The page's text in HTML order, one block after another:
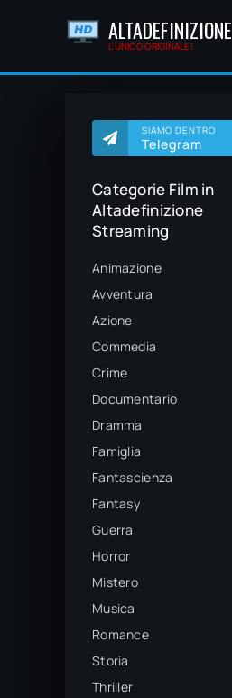
ALTADEFINIZIONE
L'UNICO ORIGINALE!
SIAMO DENTRO
Telegram
Categorie Film in
Altadefinizione
Streaming
Animazione
Avventura
Azione
Commedia
Crime
Documentario
Dramma
Famiglia
Fantascienza
Fantasy
Guerra
Horror
Mistero
Musica
Romance
Storia
Thriller